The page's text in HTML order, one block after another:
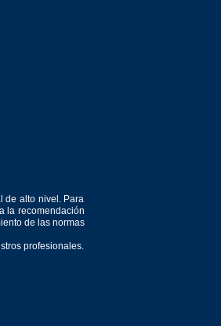
de alto nivel. Para
la recomendación
de las normas
profesionales.